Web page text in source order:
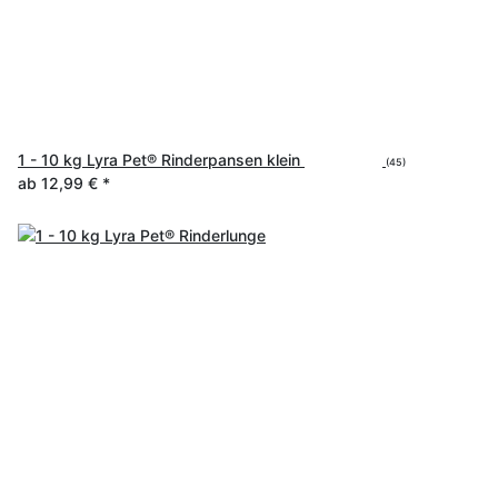
1 - 10 kg Lyra Pet® Rinderpansen klein (45)
ab 12,99 € *